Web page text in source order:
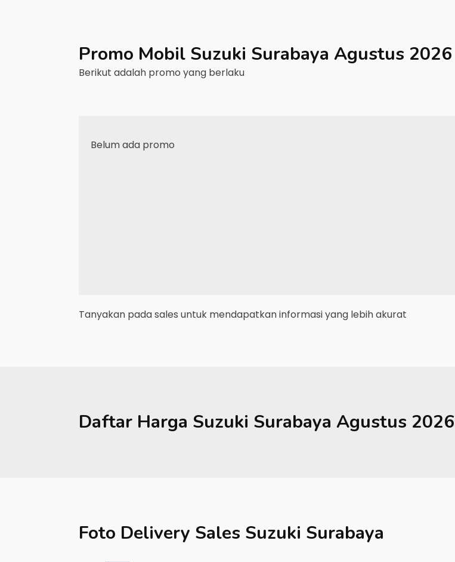
Promo Mobil Suzuki Surabaya Agustus 2026
Berikut adalah promo yang berlaku
Belum ada promo
Tanyakan pada sales untuk mendapatkan informasi yang lebih akurat
Daftar Harga Suzuki Surabaya Agustus 2026
Foto Delivery Sales Suzuki Surabaya